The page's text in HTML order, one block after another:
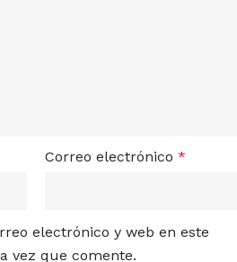
Correo electrónico *
electrónico y web en este
vez que comente.